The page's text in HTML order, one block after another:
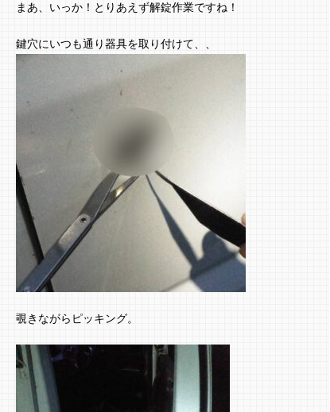
まあ、いっか！とりあえず解錠作業ですね！
鍵穴にいつも通り器具を取り付けて、、
覗きながらピッキング。